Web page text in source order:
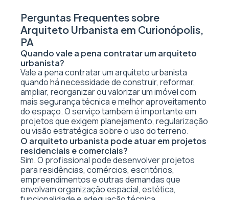
Perguntas Frequentes sobre
Arquiteto Urbanista em Curionópolis,
PA
Quando vale a pena contratar um arquiteto
urbanista?
Vale a pena contratar um arquiteto urbanista
quando há necessidade de construir, reformar,
ampliar, reorganizar ou valorizar um imóvel com
mais segurança técnica e melhor aproveitamento
do espaço. O serviço também é importante em
projetos que exigem planejamento, regularização
ou visão estratégica sobre o uso do terreno.
O arquiteto urbanista pode atuar em projetos
residenciais e comerciais?
Sim. O profissional pode desenvolver projetos
para residências, comércios, escritórios,
empreendimentos e outras demandas que
envolvam organização espacial, estética,